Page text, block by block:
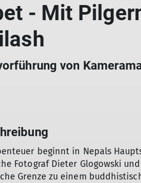
- Mit
von
beginnt in Nepals
Fotograf Dieter Glogowski
Grenze zu einem